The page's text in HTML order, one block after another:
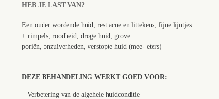
HEB JE LAST VAN?
Een ouder wordende huid, rest acne en littekens, fijne lijntjes
+ rimpels, roodheid, droge huid, grove
poriën, onzuiverheden, verstopte huid (mee- eters)
DEZE BEHANDELING WERKT GOED VOOR:
– Verbetering van de algehele huidconditie